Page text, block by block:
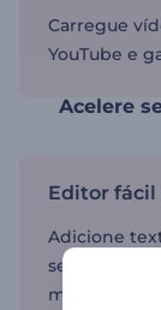
Carregue
YouTube e
Acelere
Editor fácil
Adicione
seus vídeos
minutos.